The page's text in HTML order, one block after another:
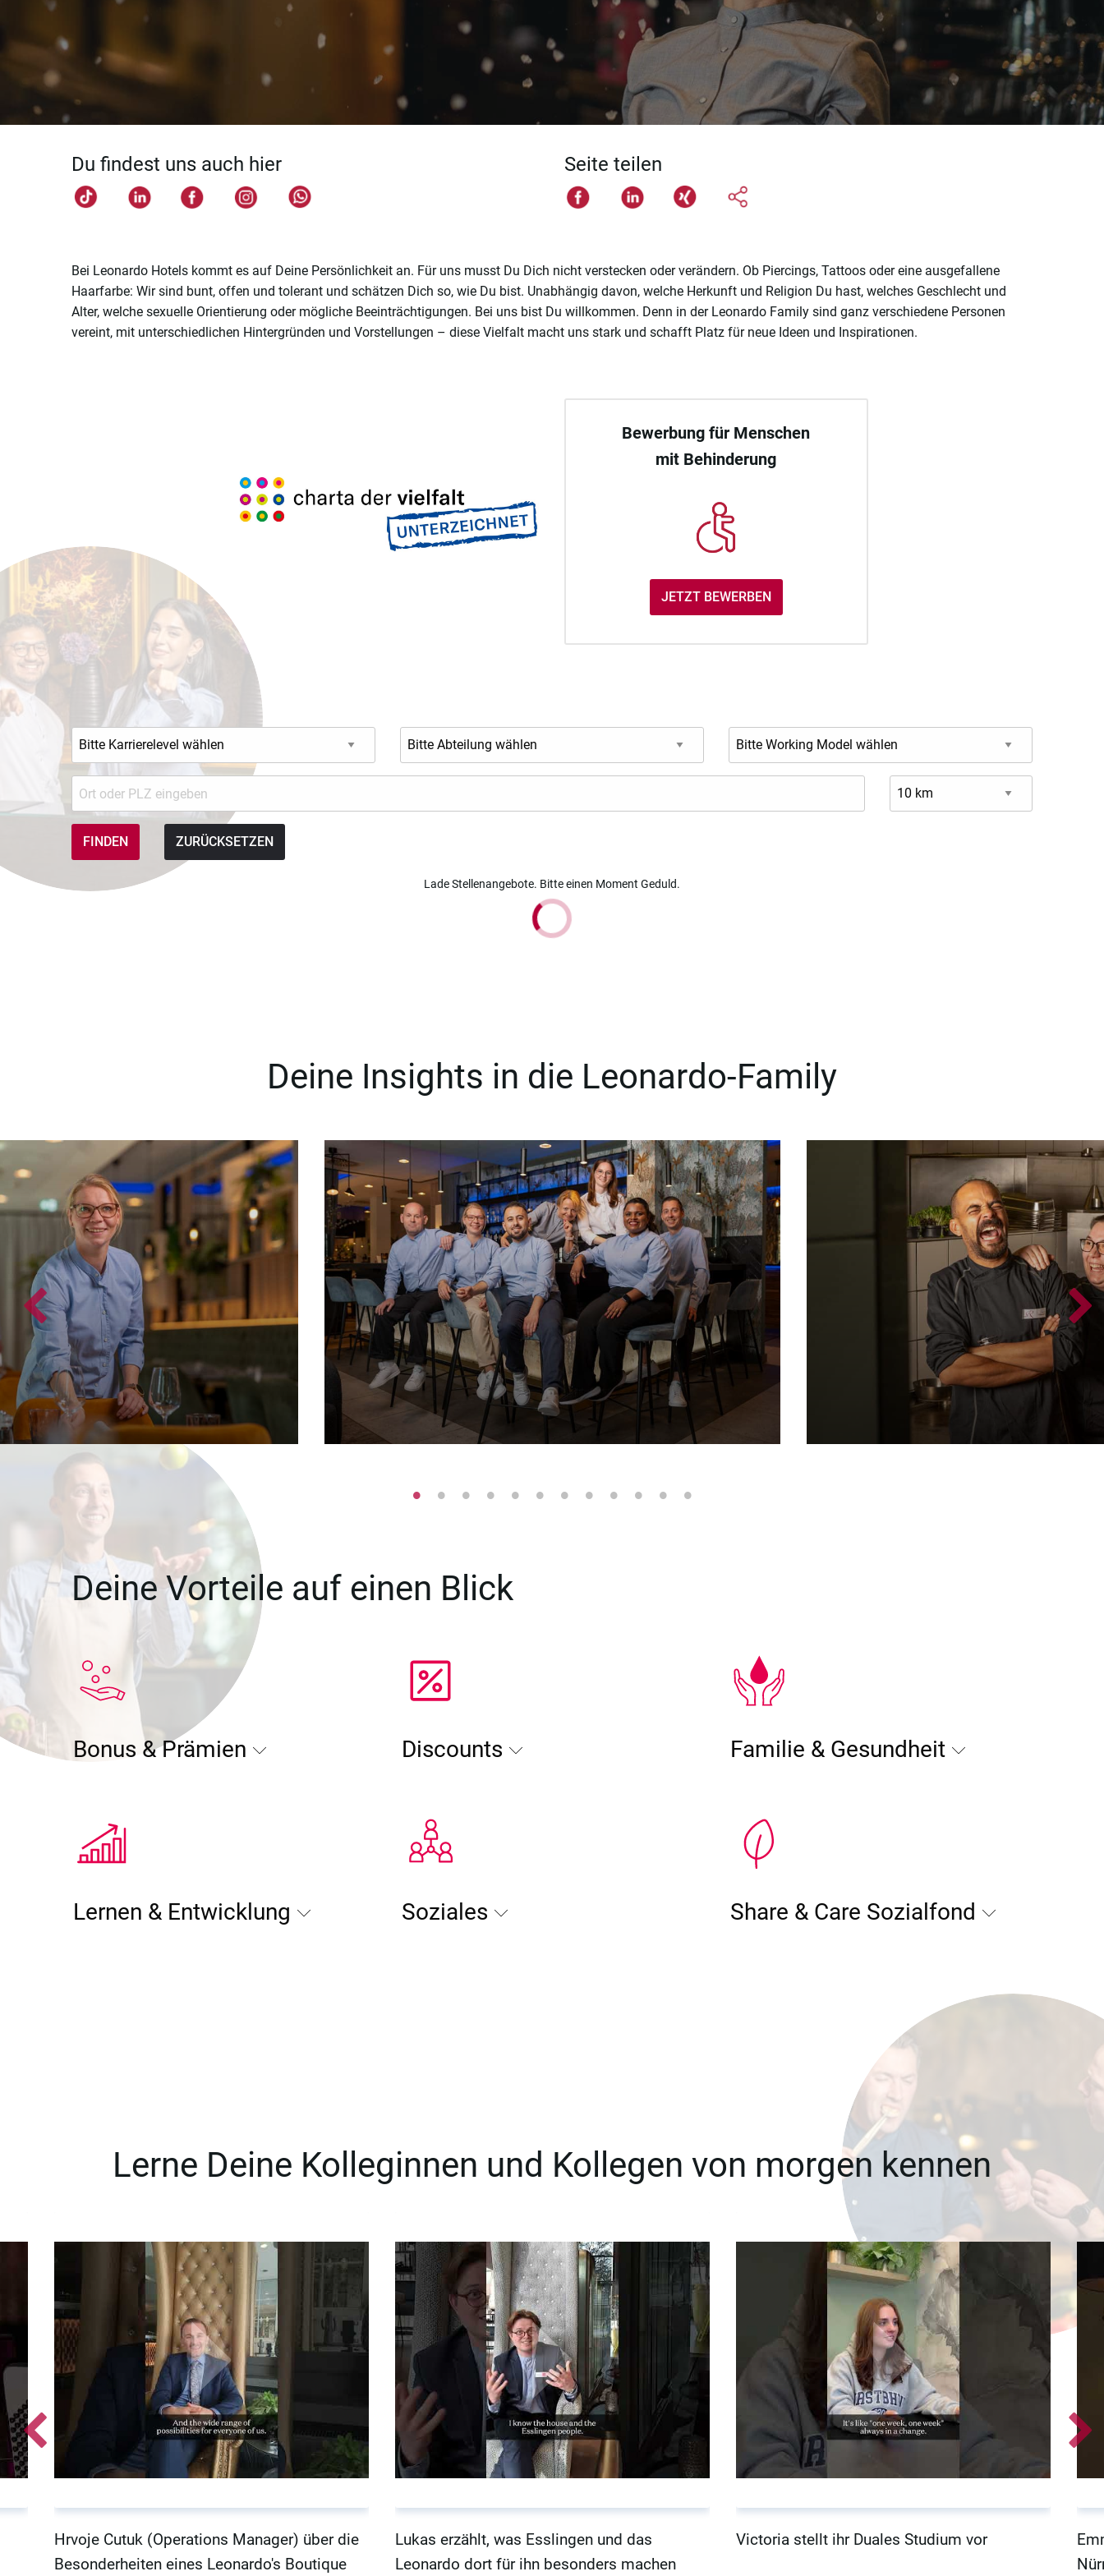
Du findest uns auch hier Seite teilen
Bei Leonardo Hotels kommt es auf Deine Persönlichkeit an. Für uns musst Du Dich nicht verstecken oder verändern. Ob Piercings, Tattoos oder eine ausgefallene
Haarfarbe: Wir sind bunt, offen und tolerant und schätzen Dich so, wie Du bist. Unabhängig davon, welche Herkunft und Religion Du hast, welches Geschlecht und
Alter, welche sexuelle Orientierung oder mögliche Beeinträchtigungen. Bei uns bist Du willkommen. Denn in der Leonardo Family sind ganz verschiedene Personen
vereint, mit unterschiedlichen Hintergründen und Vorstellungen – diese Vielfalt macht uns stark und schafft Platz für neue Ideen und Inspirationen.
Bewerbung für Menschen
mit Behinderung
JETZT BEWERBEN
ZURÜCKSETZEN
Lade Stellenangebote. Bitte einen Moment Geduld.
Deine Insights in die Leonardo-Family
Deine Vorteile auf einen Blick
Bonus & Prämien Discounts Familie & Gesundheit
Lernen & Entwicklung Soziales Share & Care Sozialfond
Lerne Deine Kolleginnen und Kollegen von morgen kennen
Hrvoje Cutuk (Operations Manager) über die
Besonderheiten eines Leonardo's Boutique
Lukas erzählt, was Esslingen und das
Leonardo dort für ihn besonders machen
Victoria stellt ihr Duales Studium vor